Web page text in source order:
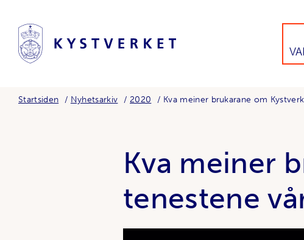
Startsiden Nyhetsarkiv 2020 Kva meiner brukarane om
Kva meiner
tenestene